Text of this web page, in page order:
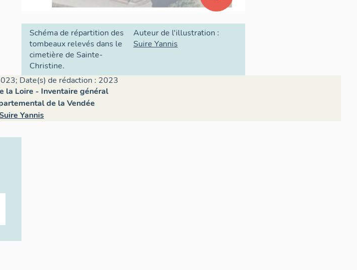
Schéma de répartition des
tombeaux relevés dans le
cimetière de Sainte-
Christine.
Auteur de l'illustration :
Suire Yannis
Date(s) de rédaction : 2023
la Loire - Inventaire général
de la Vendée
Yannis